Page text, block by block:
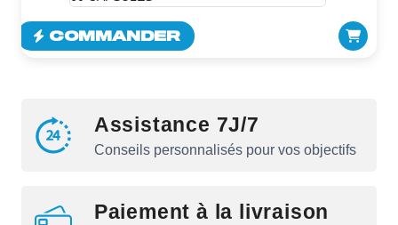
COMMANDER
Assistance 7J/7
Conseils personnalisés pour vos objectifs
Paiement à la livraison